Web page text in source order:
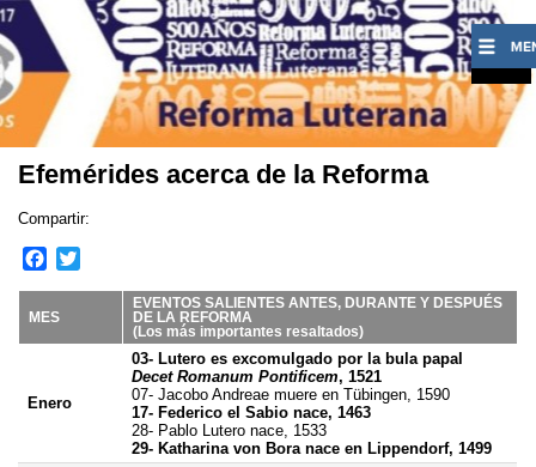
Efemérides acerca de la Reforma
Compartir:
o
MES
EVENTOS SALIENTES ANTES, DURANTE Y DESPUÉS
DE LA REFORMA
(Los más importantes resaltados)
Enero
03- Lutero es excomulgado por la bula papal
Decet Romanum Pontificem, 1521
07- Jacobo Andreae muere en Tübingen, 1590
17- Federico el Sabio nace, 1463
28- Pablo Lutero nace, 1533
29- Katharina von Bora nace en Lippendorf, 1499